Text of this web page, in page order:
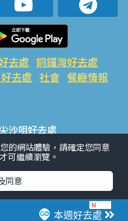
本週好去處
去處 銅鑼灣好去處
去處 社會 餐廳情報
尖沙咀好去處
去處 旺角好去處 社會
#美食社群熱話
程式
#限時搶
的網站體驗，請確定您同意
才可繼續瀏覽。
同意